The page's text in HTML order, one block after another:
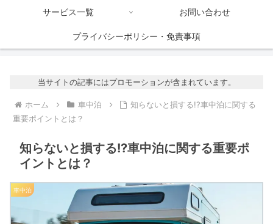
サービス一覧 お問い合わせ
プライバシーポリシー・免責事項
当サイトの記事にはプロモーションが含まれています。
ホーム 車中泊
知らないと損する!?車中泊に関する
重要ポイントとは？
知らないと損する!?車中泊に関する重要ポ
イントとは？
車中泊